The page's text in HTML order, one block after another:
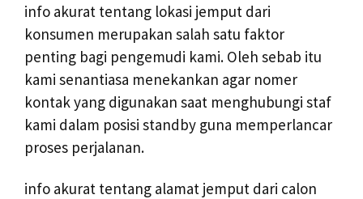
info akurat tentang lokasi jemput dari
konsumen merupakan salah satu faktor
penting bagi pengemudi kami. Oleh sebab itu
kami senantiasa menekankan agar nomer
kontak yang digunakan saat menghubungi staf
kami dalam posisi standby guna memperlancar
proses perjalanan.
info akurat tentang alamat jemput dari calon